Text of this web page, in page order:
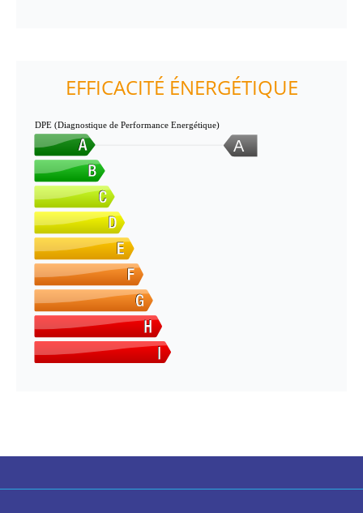
EFFICACITÉ ÉNERGÉTIQUE
A
DPE (Diagnostique de Performance Energétique)